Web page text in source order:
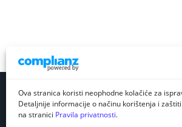
Ova stranica koristi neophodne kolačiće za
Detaljnije informacije o načinu korištenja i
na stranici Pravila privatnosti.